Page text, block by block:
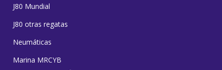
J80 Mundial
J80 otras regatas
Neumáticas
Marina MRCYB